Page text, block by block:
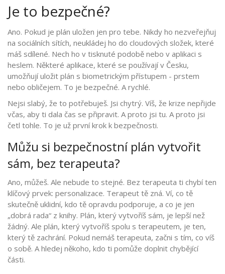
Je to bezpečné?
Ano. Pokud je plán uložen jen pro tebe. Nikdy ho nezveřejňuj
na sociálních sítích, neukládej ho do cloudových složek, které
máš sdílené. Nech ho v tisknuté podobě nebo v aplikaci s
heslem. Některé aplikace, které se používají v Česku,
umožňují uložit plán s biometrickým přístupem - prstem
nebo obličejem. To je bezpečné. A rychlé.
Nejsi slabý, že to potřebuješ. Jsi chytrý. Víš, že krize nepřijde
včas, aby ti dala čas se připravit. A proto jsi tu. A proto jsi
četl tohle. To je už první krok k bezpečnosti.
Můžu si bezpečnostní plán vytvořit
sám, bez terapeuta?
Ano, můžeš. Ale nebude to stejné. Bez terapeuta ti chybí ten
klíčový prvek: personalizace. Terapeut tě zná. Ví, co tě
skutečně uklidní, kdo tě opravdu podporuje, a co je jen
„dobrá rada“ z knihy. Plán, který vytvoříš sám, je lepší než
žádný. Ale plán, který vytvoříš spolu s terapeutem, je ten,
který tě zachrání. Pokud nemáš terapeuta, začni s tím, co víš
o sobě. A hledej někoho, kdo ti pomůže doplnit chybějící
části.